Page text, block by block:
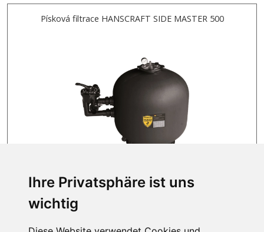
Ihre Privatsphäre ist uns
wichtig
Písková filtrace HANSCRAFT SIDE MASTER 500
AUF LAGER